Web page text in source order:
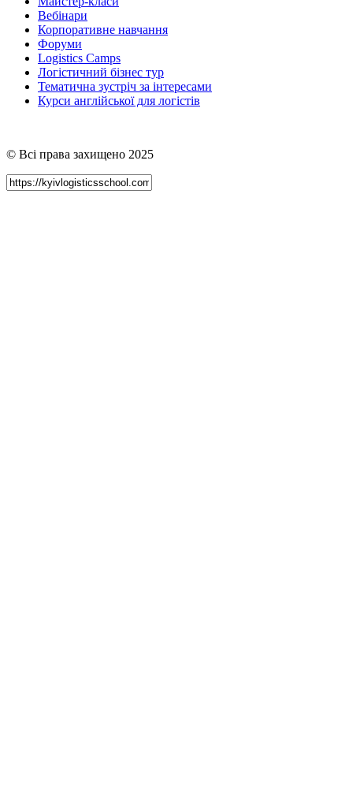
Вебінари
Корпоративне навчання
Форуми
Logistics Camps
Логістичний бізнес тур
Тематична зустріч за інтересами
Курси англійської для логістів
© Всі права захищено 2025